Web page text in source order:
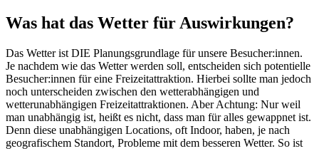
Was hat das Wetter für Auswirkungen?
Das Wetter ist DIE Planungsgrundlage für unsere Besucher:innen.
Je nachdem wie das Wetter werden soll, entscheiden sich potentielle
Besucher:innen für eine Freizeitattraktion. Hierbei sollte man jedoch
noch unterscheiden zwischen den wetterabhängigen und
wetterunabhängigen Freizeitattraktionen. Aber Achtung: Nur weil
man unabhängig ist, heißt es nicht, dass man für alles gewappnet ist.
Denn diese unabhängigen Locations, oft Indoor, haben, je nach
geografischem Standort, Probleme mit dem besseren Wetter. So ist